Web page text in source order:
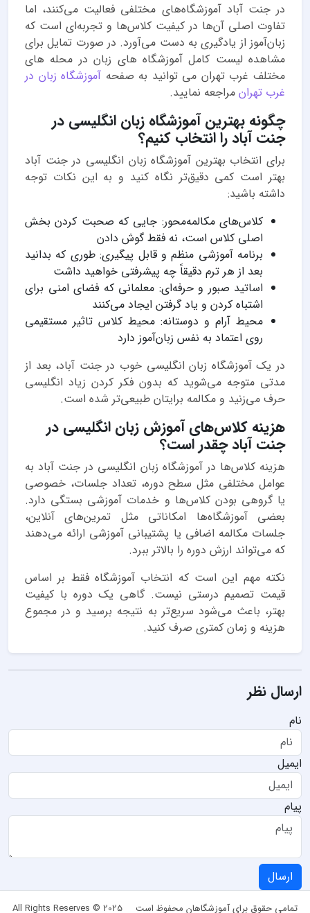
در جنت آباد آموزشگاه‌های مختلفی فعالیت می‌کنند، اما
تفاوت اصلی آن‌ها در کیفیت کلاس‌ها و تجربه‌ای است که
زبان‌آموز از یادگیری به دست می‌آورد. در صورت تمایل برای
مشاهده لیست کامل آموزشگاه های زبان در محله های
مختلف غرب تهران می توانید به صفحه آموزشگاه زبان در
غرب تهران مراجعه نمایید.
چگونه بهترین آموزشگاه زبان انگلیسی در
جنت آباد را انتخاب کنیم؟
برای انتخاب بهترین آموزشگاه زبان انگلیسی در جنت آباد
بهتر است کمی دقیق‌تر نگاه کنید و به این نکات توجه
داشته باشید:
کلاس‌های مکالمه‌محور: جایی که صحبت کردن بخش
اصلی کلاس است، نه فقط گوش دادن
برنامه آموزشی منظم و قابل پیگیری: طوری که بدانید
بعد از هر ترم دقیقاً چه پیشرفتی خواهید داشت
اساتید صبور و حرفه‌ای: معلمانی که فضای امنی برای
اشتباه کردن و یاد گرفتن ایجاد می‌کنند
محیط آرام و دوستانه: محیط کلاس تاثیر مستقیمی
روی اعتماد به نفس زبان‌آموز دارد
در یک آموزشگاه زبان انگلیسی خوب در جنت آباد، بعد از
مدتی متوجه می‌شوید که بدون فکر کردن زیاد انگلیسی
حرف می‌زنید و مکالمه برایتان طبیعی‌تر شده است.
هزینه کلاس‌های آموزش زبان انگلیسی در
جنت آباد چقدر است؟
هزینه کلاس‌ها در آموزشگاه زبان انگلیسی در جنت آباد به
عوامل مختلفی مثل سطح دوره، تعداد جلسات، خصوصی
یا گروهی بودن کلاس‌ها و خدمات آموزشی بستگی دارد.
بعضی آموزشگاه‌ها امکاناتی مثل تمرین‌های آنلاین،
جلسات مکالمه اضافی یا پشتیبانی آموزشی ارائه می‌دهند
که می‌تواند ارزش دوره را بالاتر ببرد.
نکته مهم این است که انتخاب آموزشگاه فقط بر اساس
قیمت تصمیم درستی نیست. گاهی یک دوره با کیفیت
بهتر، باعث می‌شود سریع‌تر به نتیجه برسید و در مجموع
هزینه و زمان کمتری صرف کنید.
ارسال نظر
نام
ایمیل
پیام
ارسال
تمامی حقوق برای آموزشگاهان محفوظ است All Rights Reserves © 2025